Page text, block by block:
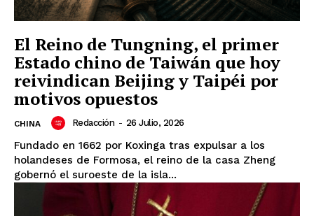
El Reino de Tungning, el primer
Estado chino de Taiwán que hoy
reivindican Beijing y Taipéi por
motivos opuestos
CHINA Redacción - 26 Julio, 2026
Fundado en 1662 por Koxinga tras expulsar a los
holandeses de Formosa, el reino de la casa Zheng
gobernó el suroeste de la isla...